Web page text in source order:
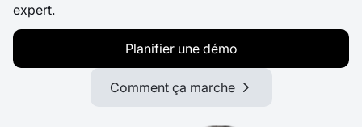
expert.
Planifier une démo
Comment ça marche